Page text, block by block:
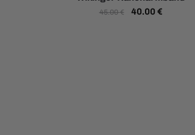
45.00€
Ursprünglicher
40.00 €Aktueller